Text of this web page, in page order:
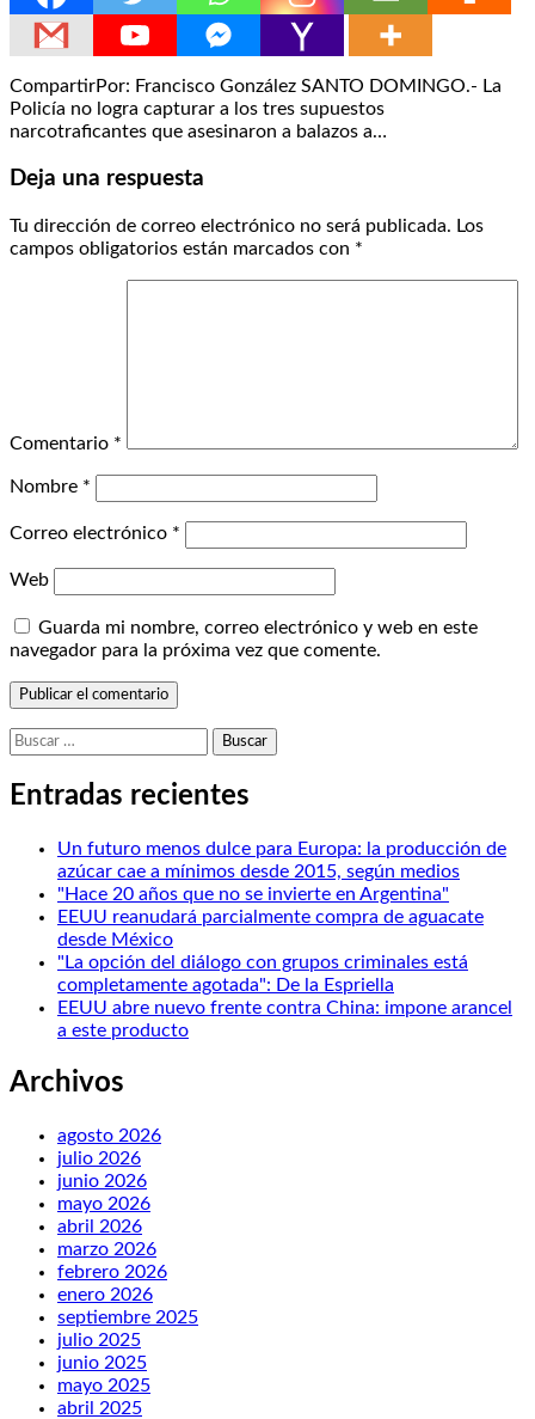
CompartirPor: Francisco González SANTO DOMINGO.- La
Policía no logra capturar a los tres supuestos
narcotraficantes que asesinaron a balazos a…
Deja una respuesta
Tu dirección de correo electrónico no será publicada. Los
campos obligatorios están marcados con *
Comentario *
Nombre *
Correo electrónico *
Web
Guarda mi nombre, correo electrónico y web en este
navegador para la próxima vez que comente.
Buscar:
Entradas recientes
Un futuro menos dulce para Europa: la producción de
azúcar cae a mínimos desde 2015, según medios
"Hace 20 años que no se invierte en Argentina"
EEUU reanudará parcialmente compra de aguacate
desde México
"La opción del diálogo con grupos criminales está
completamente agotada": De la Espriella
EEUU abre nuevo frente contra China: impone arancel
a este producto
Archivos
agosto 2026
julio 2026
junio 2026
mayo 2026
abril 2026
marzo 2026
febrero 2026
enero 2026
septiembre 2025
julio 2025
junio 2025
mayo 2025
abril 2025